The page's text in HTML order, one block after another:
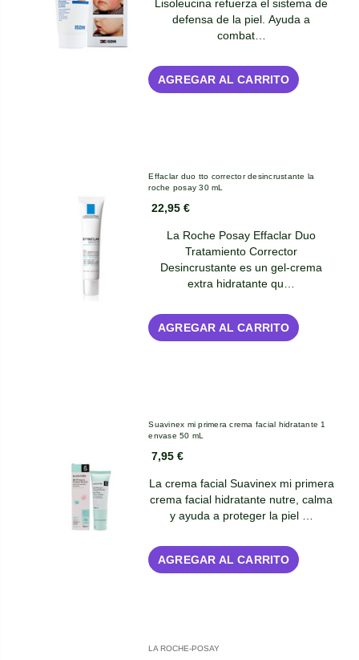
Lisoleucina refuerza el sistema de
defensa de la piel. Ayuda a
combat…
AGREGAR AL CARRITO
Effaclar duo tto corrector desincrustante la
roche posay 30 mL
22,95 €
La Roche Posay Effaclar Duo
Tratamiento Corrector
Desincrustante es un gel-crema
extra hidratante qu…
AGREGAR AL CARRITO
Suavinex mi primera crema facial hidratante 1
envase 50 mL
7,95 €
La crema facial Suavinex mi primera
crema facial hidratante nutre, calma
y ayuda a proteger la piel …
AGREGAR AL CARRITO
LA ROCHE-POSAY